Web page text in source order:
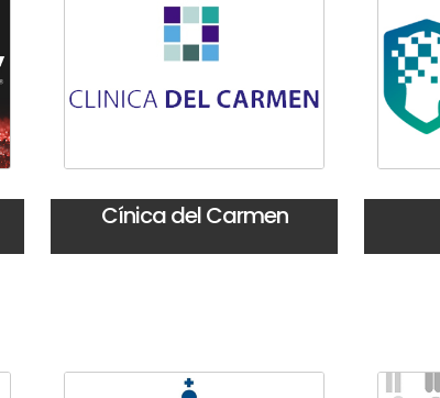
Cínica del Carmen